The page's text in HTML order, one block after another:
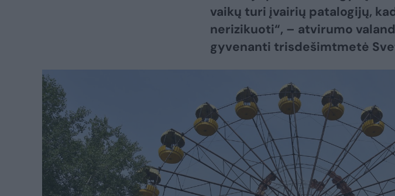
vaikų turi įvairių patalogijų,
nerizikuoti“, – atvirumo
gyvenanti trisdešimtmetė